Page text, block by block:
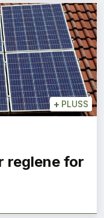
+ PLUSS
reglene for